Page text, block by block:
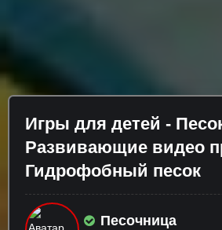
Игры для детей -
Развивающие видео
Гидрофобный песок
Песочница